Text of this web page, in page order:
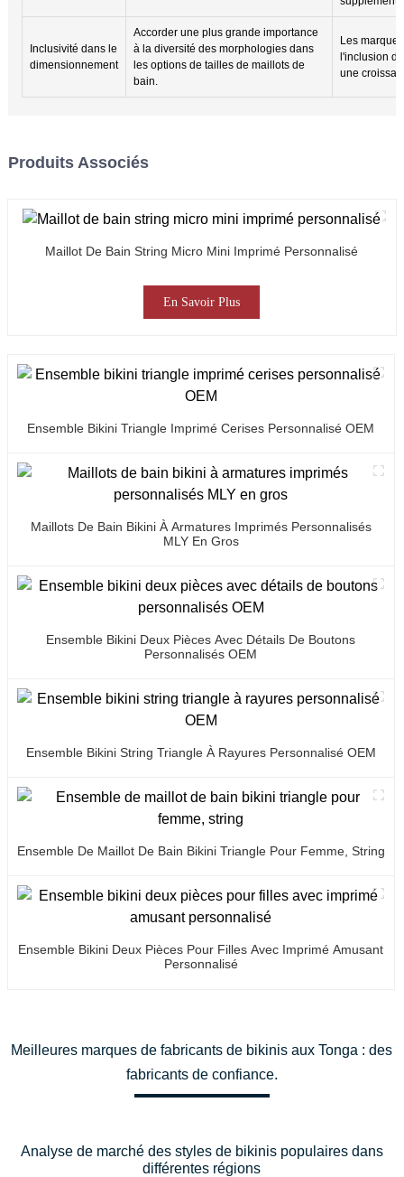
Inclusivité dans le
dimensionnement
Accorder une plus grande importance
à la diversité des morphologies dans
les options de tailles de maillots de
bain.
Les
l'inclusion
une
Produits Associés
Maillot De Bain String Micro Mini Imprimé Personnalisé
En Savoir Plus
Ensemble Bikini Triangle Imprimé Cerises Personnalisé OEM
Maillots De Bain Bikini À Armatures Imprimés Personnalisés
MLY En Gros
Ensemble Bikini Deux Pièces Avec Détails De Boutons
Personnalisés OEM
Ensemble Bikini String Triangle À Rayures Personnalisé OEM
Ensemble De Maillot De Bain Bikini Triangle Pour Femme, String
Ensemble Bikini Deux Pièces Pour Filles Avec Imprimé Amusant
Personnalisé
Meilleures marques de fabricants de bikinis aux Tonga : des
fabricants de confiance.
Analyse de marché des styles de bikinis populaires dans
différentes régions